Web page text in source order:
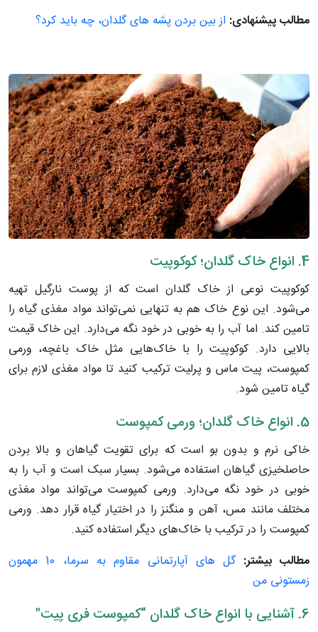
مطالب پیشنهادی: از بین بردن پشه های گلدان، چه باید کرد؟
4. انواع خاک گلدان؛ کوکوپیت
کوکوپیت نوعی از خاک گلدان است که از پوست نارگیل تهیه
می‌شود. این نوع خاک هم به تنهایی نمی‌تواند مواد مغذی گیاه را
تامین کند. اما آب را به خوبی در خود نگه می‌دارد. این خاک قیمت
بالایی دارد. کوکوپیت را با خاک‌هایی مثل خاک باغچه، ورمی
کمپوست، پیت ماس و پرلیت ترکیب کنید تا مواد مغذی لازم برای
گیاه تامین شود.
5. انواع خاک گلدان؛ ورمی کمپوست
خاکی نرم و بدون بو است که برای تقویت گیاهان و بالا بردن
حاصلخیزی گیاهان استفاده می‌شود. بسیار سبک است و آب را به
خوبی در خود نگه می‌دارد. ورمی کمپوست می‌تواند مواد مغذی
مختلف مانند مس، آهن و منگنز را در اختیار گیاه قرار دهد. ورمی
کمپوست را در ترکیب با خاک‌های دیگر استفاده کنید.
مطالب بیشتر:
گل های آپارتمانی مقاوم به سرما، 10 مهمون
زمستونی من
6. آشنایی با انواع خاک گلدان “کمپوست فری پیت"